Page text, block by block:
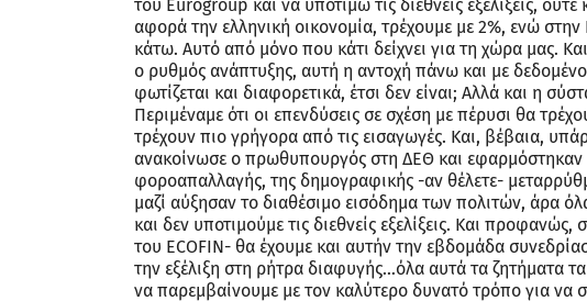
του Eurogroup και να υποτιμώ τις διεθνείς εξελίξεις,
αφορά την ελληνική οικονομία, τρέχουμε με 2%, ενώ
κάτω. Αυτό από μόνο που κάτι δείχνει για τη χώρα μας.
ο ρυθμός ανάπτυξης, αυτή η αντοχή πάνω και με
φωτίζεται και διαφορετικά, έτσι δεν είναι; Αλλά και η
Περιμέναμε ότι οι επενδύσεις σε σχέση με πέρυσι θα
τρέχουν πιο γρήγορα από τις εισαγωγές. Και, βέβαια,
ανακοίνωσε ο πρωθυπουργός στη ΔΕΘ και εφαρμόστηκαν
φοροαπαλλαγής, της δημογραφικής -αν θέλετε-
μαζί αύξησαν το διαθέσιμο εισόδημα των πολιτών, άρα
και δεν υποτιμούμε τις διεθνείς εξελίξεις. Και
του ECOFIN- θα έχουμε και αυτήν την εβδομάδα
την εξέλιξη στη ρήτρα διαφυγής…όλα αυτά τα ζητήματα
να παρεμβαίνουμε με τον καλύτερο δυνατό τρόπο για να